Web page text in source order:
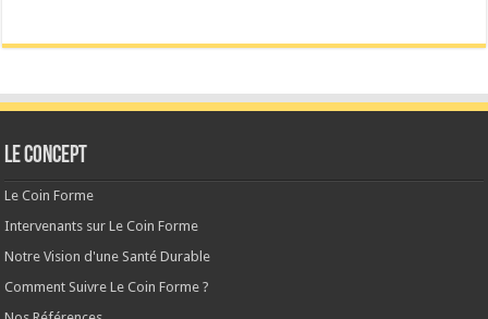
Le CONCEPT
Le Coin Forme
Intervenants sur Le Coin Forme
Notre Vision d'une Santé Durable
Comment Suivre Le Coin Forme ?